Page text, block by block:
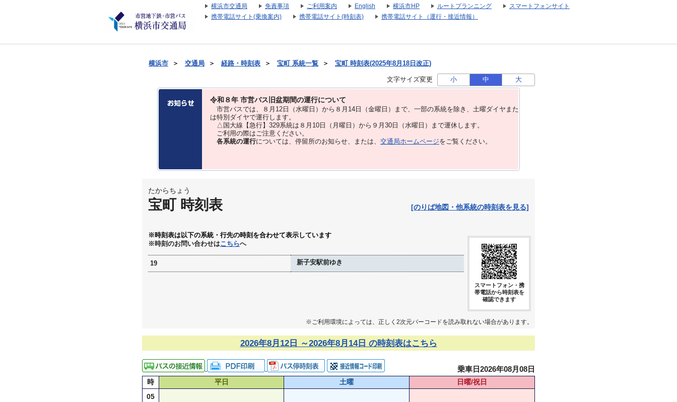
横浜市交通局 免責事項 ご利用案内 English 横浜市HP ルートプランニング
スマートフォンサイト
携帯電話サイト(乗換案内)
携帯電話サイト(時刻表) 携帯電話サイト（運行・接近情報）
横浜市 ＞ 交通局 ＞ 経路・時刻表 ＞ 宝町 系統一覧 ＞ 宝町 時刻表(2025年8月18日改正)
文字サイズ変更 小 中 大
令和８年 市営バス旧盆期間の運行について
市営バスでは、８⽉12⽇（水曜日）から８⽉14⽇（金曜日）まで、⼀部の系統を除き、⼟曜ダイヤまた
は特別ダイヤで運⾏します。
△国大線【急行】329系統は８月10日（月曜日）から９月30日（水曜日）まで運休します。
ご利用の際はご注意ください。
各系統の運行については、停留所のお知らせ、または、 交通局ホームページをご覧ください。
たからちょう
宝町 時刻表 [のりば地図・他系統の時刻表を見る]
※時刻表は以下の系統・行先の時刻を合わせて表示しています
※時刻のお問い合わせはこちらへ
19 新子安駅前ゆき
スマートフォン・携
帯電話から時刻表を
確認できます
※ご利用環境によっては、正しく2次元バーコードを読み取れない場合があります。
2026年8月12日 ～2026年8月14日 の時刻表はこちら
乗車日2026年08月08日
時 平日 土曜
日曜/祝日
05